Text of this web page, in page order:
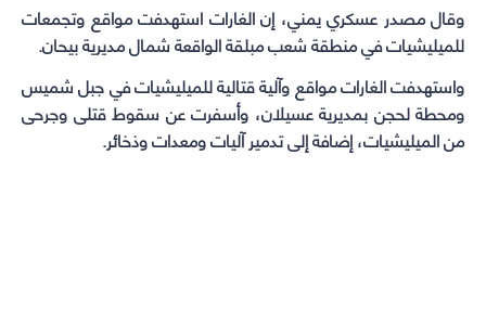
وقال مصدر عسكري يمني، إن الغارات استهدفت مواقع وتجمعات
للميليشيات في منطقة شعب مبلقة الواقعة شمال مديرية بيحان.
واستهدفت الغارات مواقع وآلية قتالية للميليشيات في جبل شميس
ومحطة لحجن بمديرية عسيلان، وأسفرت عن سقوط قتلى وجرحى
من الميليشيات، إضافة إلى تدمير آليات ومعدات وذخائر.